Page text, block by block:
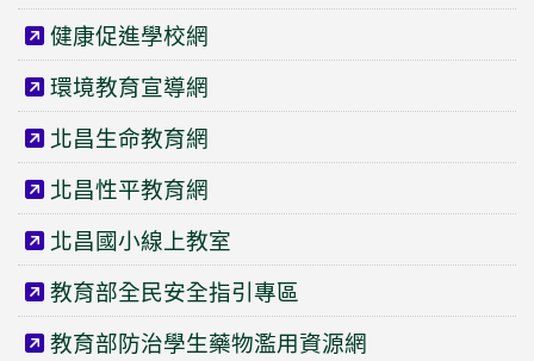
健康促進學校網
環境教育宣導網
北昌生命教育網
北昌性平教育網
北昌國小線上教室
教育部全民安全指引專區
教育部防治學生藥物濫用資源網